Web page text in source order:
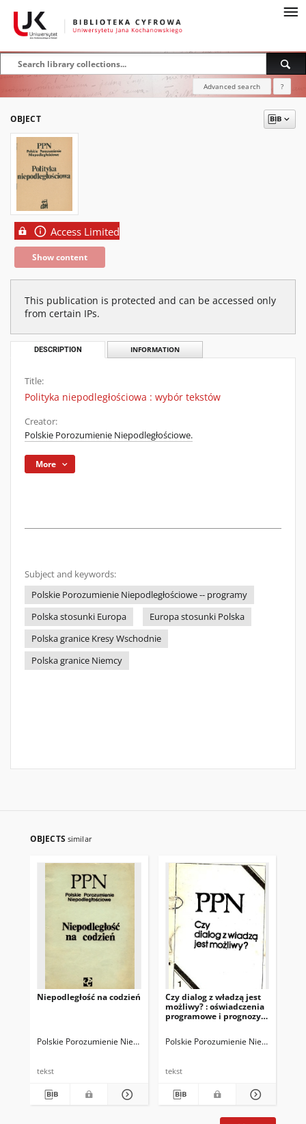
Advanced search ?
OBJECT
Access Limited
Show content
This publication is protected and can be accessed only
from certain IPs.
DESCRIPTION INFORMATION
Title:
Polityka niepodległościowa : wybór tekstów
Creator:
Polskie Porozumienie Niepodległościowe.
More
Subject and keywords:
Polskie Porozumienie Niepodległościowe -- programy
Polska stosunki Europa
Europa stosunki Polska
Polska granice Kresy Wschodnie
Polska granice Niemcy
OBJECTS similar
Niepodległość na codzień
Polskie Porozumienie Niepodległościowe
tekst
Czy dialog z władzą jest
możliwy? : oświadczenia
programowe i prognozy.
Polskie Porozumienie
tekst